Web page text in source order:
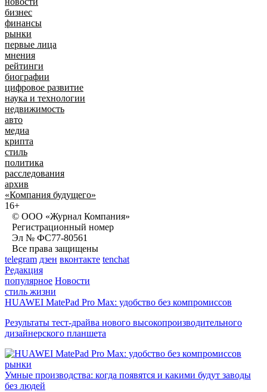
бизнес
финансы
рынки
первые лица
мнения
рейтинги
биографии
цифровое развитие
наука и технологии
недвижимость
авто
медиа
крипта
стиль
политика
расследования
архив
«Компания будущего»
16+
© ООО «Журнал Компания»
Регистрационный номер
Эл № ФС77-80561
Все права защищены
telegram дзен вконтакте tenchat
Редакция
популярное Новости
стиль жизни
HUAWEI MatePad Pro Max: удобство без компромиссов
Результаты тест-драйва нового высокопроизводительного
дизайнерского планшета
рынки
Умные производства: когда появятся и какими будут заводы
без людей